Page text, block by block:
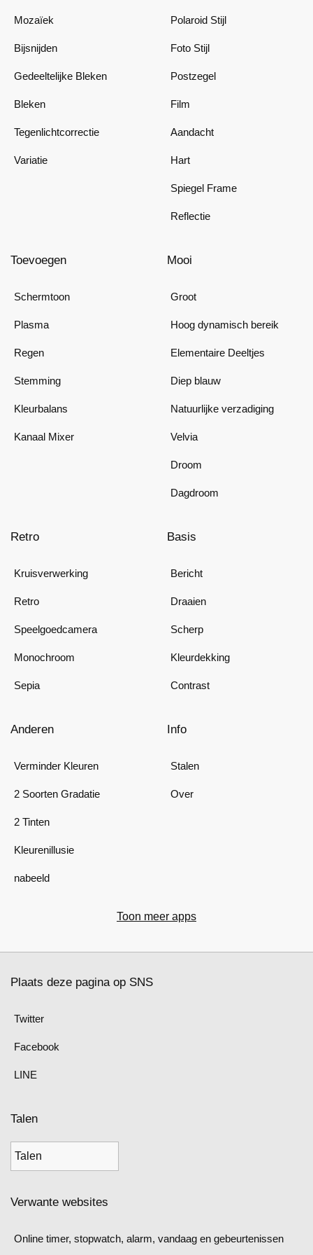
Mozaïek
Bijsnijden
Gedeeltelijke Bleken
Bleken
Tegenlichtcorrectie
Variatie
Polaroid Stijl
Foto Stijl
Postzegel
Film
Aandacht
Hart
Spiegel Frame
Reflectie
Toevoegen
Schermtoon
Plasma
Regen
Stemming
Kleurbalans
Kanaal Mixer
Mooi
Groot
Hoog dynamisch bereik
Elementaire Deeltjes
Diep blauw
Natuurlijke verzadiging
Velvia
Droom
Dagdroom
Retro
Kruisverwerking
Retro
Speelgoedcamera
Monochroom
Sepia
Basis
Bericht
Draaien
Scherp
Kleurdekking
Contrast
Anderen
Verminder Kleuren
2 Soorten Gradatie
2 Tinten
Kleurenillusie
nabeeld
Info
Stalen
Over
Toon meer apps
Plaats deze pagina op SNS
Twitter
Facebook
LINE
Talen
Verwante websites
Online timer, stopwatch, alarm, vandaag en gebeurtenissen